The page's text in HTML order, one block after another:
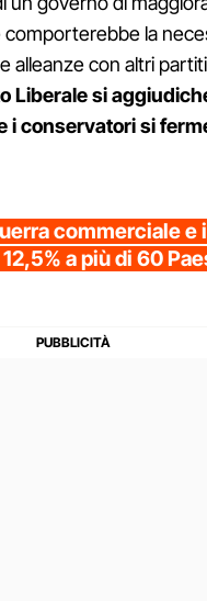
comporterebbe la
alleanze con altri
Liberale si
i conservatori si
commerciale e
a più di 60